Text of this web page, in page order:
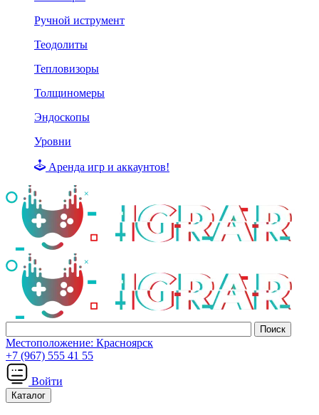
Ручной иструмент
Теодолиты
Тепловизоры
Толщиномеры
Эндоскопы
Уровни
Аренда игр и аккаунтов!
Местоположение: Красноярск
+7 (967) 555 41 55
Войти
Каталог